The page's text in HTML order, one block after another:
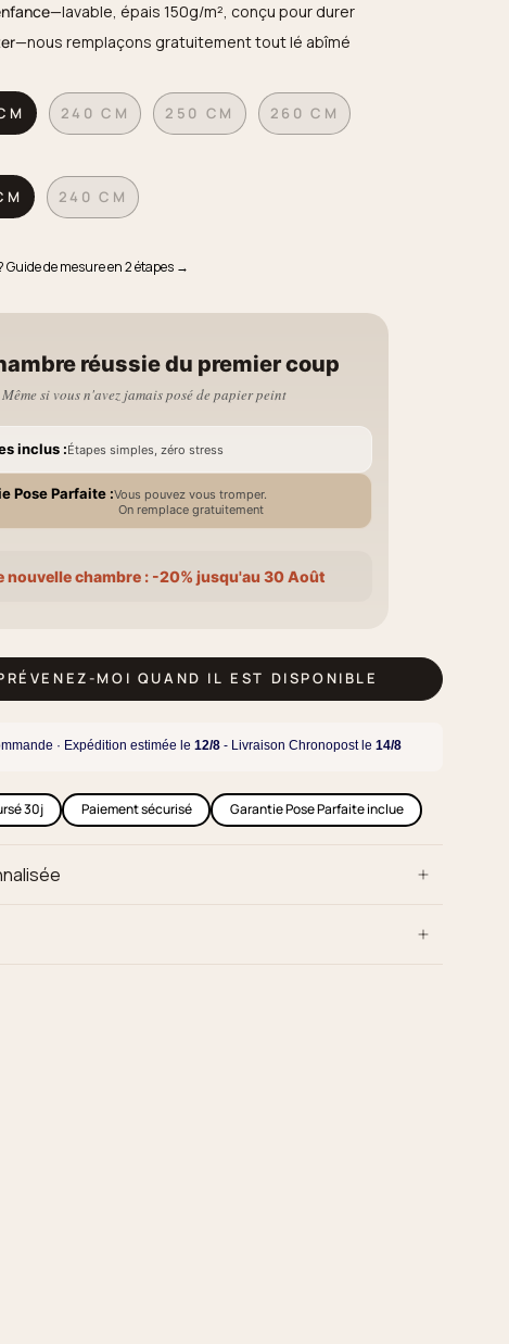
—lavable, épais 150g/m², conçu pour durer
—nous remplaçons gratuitement tout lé abîmé
240 CM 250 CM 260 CM
240 CM
de mesure en 2 étapes →
réussie du premier coup
Même si vous n'avez jamais posé de papier peint
inclus :Étapes simples, zéro stress
Pose Parfaite :Vous pouvez vous tromper.
On remplace gratuitement
nouvelle chambre : -20% jusqu'au 30 Août
MOI QUAND IL EST DISPONIBLE
· Expédition estimée le 12/8- Livraison Chronopost le 14/8
30j Paiement sécurisé Garantie Pose Parfaite inclue